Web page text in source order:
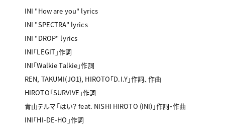
INI "How are you" lyrics
INI "SPECTRA" lyrics
INI "DROP" lyrics
INI「LEGIT」作詞
INI「Walkie Talkie」作詞
REN, TAKUMI(JO1), HIROTO「D.I.Y」作詞、作曲
HIROTO「SURVIVE」作詞
青山テルマ「はい？ feat. NISHI HIROTO (INI)」作詞・作曲
INI「HI-DE-HO」作詞